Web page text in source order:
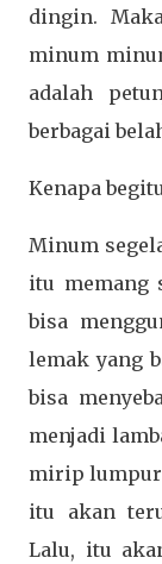
dingin.
minum
adalah
berbagai
Kenapa
Minum
itu memang
bisa
lemak yang
bisa
menjadi
mirip lumpur
itu akan
Lalu, itu